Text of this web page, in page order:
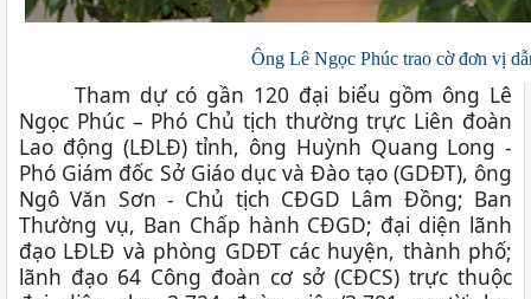
Ông Lê Ngọc Phúc trao cờ đơn vị
Tham dự có gần 120 đại biểu gồm ông Lê
Ngọc Phúc – Phó Chủ tịch thường trực Liên đoàn
Lao động (LĐLĐ) tỉnh, ông Huỳnh Quang Long -
Phó Giám đốc Sở Giáo dục và Đào tạo (GDĐT), ông
Ngô Văn Sơn - Chủ tịch CĐGD Lâm Đồng; Ban
Thường vụ, Ban Chấp hành CĐGD; đại diện lãnh
đạo LĐLĐ và phòng GDĐT các huyện, thành phố;
lãnh đạo 64 Công đoàn cơ sở (CĐCS) trực thuộc